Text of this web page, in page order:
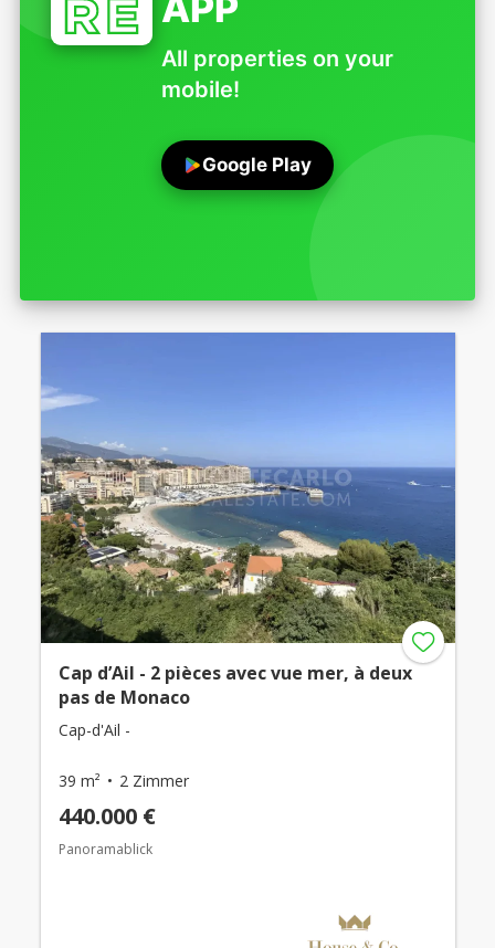
All properties on your
mobile!
Google Play
Cap d’Ail - 2 pièces avec vue mer, à deux
pas de Monaco
Cap-d'Ail -
39 m² 2 Zimmer
440.000 €
Panoramablick